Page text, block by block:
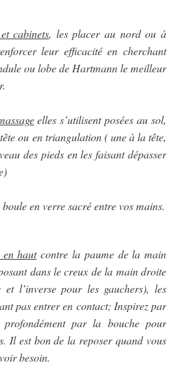
cabinets, les placer au nord ou à
leur efficacité en cherchant
ou lobe de Hartmann le meilleur
elles s’utilisent posées au sol,
ou en triangulation ( une à la tête,
des pieds en les faisant dépasser
en verre sacré entre vos mains.
hautcontre la paume de la main
dans le creux de la main droite
l’inverse pour les gauchers), les
pas entrer en contact; Inspirez par
par la bouche pour
Il est bon de la reposer quand vous
besoin.